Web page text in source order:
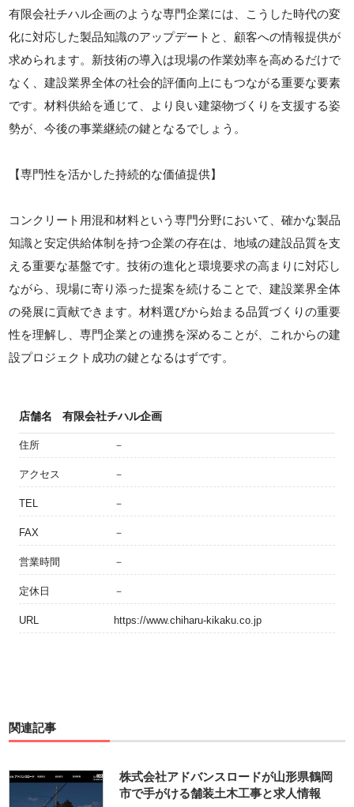
有限会社チハル企画のような専門企業には、こうした時代の変
化に対応した製品知識のアップデートと、顧客への情報提供が
求められます。新技術の導入は現場の作業効率を高めるだけで
なく、建設業界全体の社会的評価向上にもつながる重要な要素
です。材料供給を通じて、より良い建築物づくりを支援する姿
勢が、今後の事業継続の鍵となるでしょう。
【専門性を活かした持続的な価値提供】
コンクリート用混和材料という専門分野において、確かな製品
知識と安定供給体制を持つ企業の存在は、地域の建設品質を支
える重要な基盤です。技術の進化と環境要求の高まりに対応し
ながら、現場に寄り添った提案を続けることで、建設業界全体
の発展に貢献できます。材料選びから始まる品質づくりの重要
性を理解し、専門企業との連携を深めることが、これからの建
設プロジェクト成功の鍵となるはずです。
店舗名 有限会社チハル企画
住所 －
アクセス －
TEL －
FAX －
営業時間 －
定休日 －
URL https://www.chiharu-kikaku.co.jp
関連記事
株式会社アドバンスロードが山形県鶴岡
市で手がける舗装土木工事と求人情報